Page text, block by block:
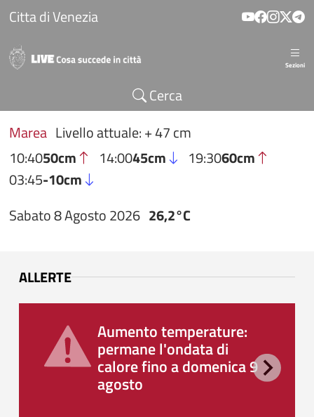
Salta al contenuto principale
Citta di Venezia
Sezioni
Cerca
Marea Livello attuale: + 47 cm
10:4050cm 14:0045cm 19:3060cm
03:45-10cm
Sabato 8 Agosto 2026 26,2°C
ALLERTE
Aumento temperature:
permane l'ondata di
calore fino a domenica 9
agosto